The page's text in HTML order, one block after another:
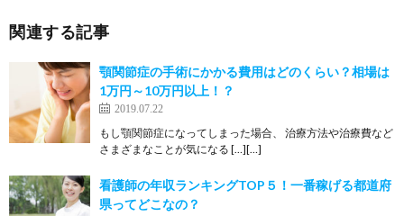
関連する記事
顎関節症の手術にかかる費用はどのくらい？相場は
1万円～10万円以上！？
2019.07.22
もし顎関節症になってしまった場合、 治療方法や治療費など
さまざまなことが気になる […][…]
看護師の年収ランキングTOP５！一番稼げる都道府
県ってどこなの？